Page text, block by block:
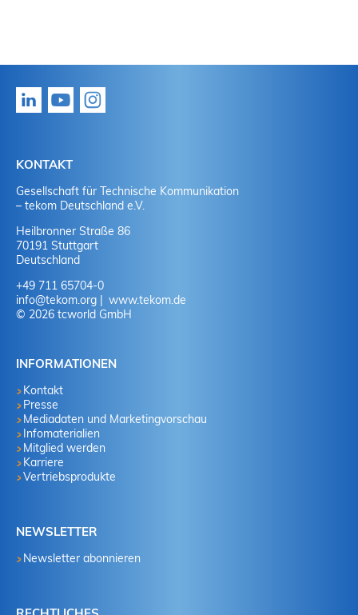
KONTAKT
Gesellschaft für Technische Kommunikation
– tekom Deutschland e.V.
Heilbronner Straße 86
70191 Stuttgart
Deutschland
+49 711 65704-0
info@tekom.org
www.tekom.de
© 2026 tcworld GmbH
INFORMATIONEN
Kontakt
Presse
Mediadaten und Marketingvorschau
Infomaterialien
Mitglied werden
Karriere
Vertriebsprodukte
NEWSLETTER
Newsletter abonnieren